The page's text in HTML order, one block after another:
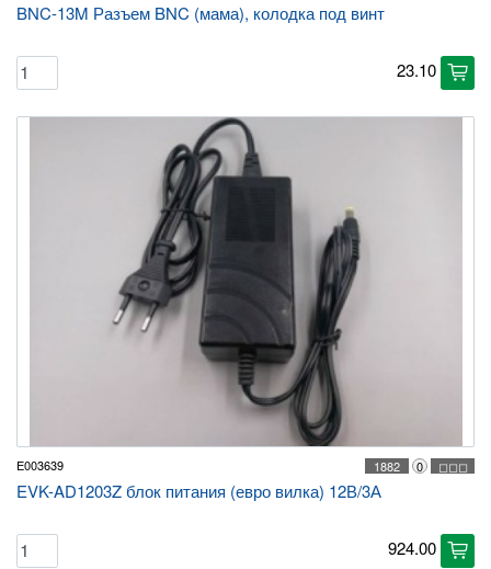
BNC-13M Разъем BNC (мама), колодка под винт
23.10 cart
E003639 ◻◻◻
0
1882
EVK-AD1203Z блок питания (евро вилка) 12В/3А
924.00 cart